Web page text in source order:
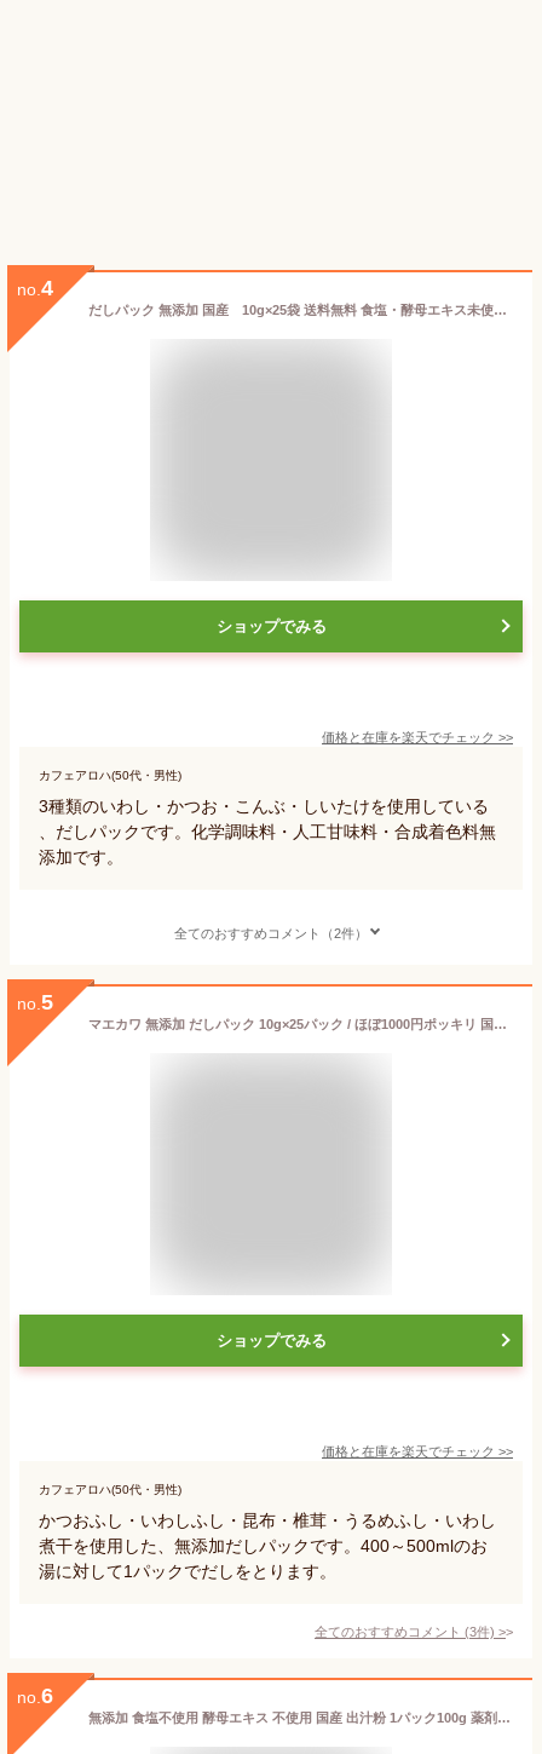
no. 4
だしパック 無添加 国産 10g×25袋 送料無料 食塩・酵母エキス未使用 和風だし 完全無添加 天然 離乳食 ポイント消化
ショップでみる
価格と在庫を楽天でチェック >>
カフェアロハ(50代・男性)
3種類のいわし・かつお・こんぶ・しいたけを使用している
、だしパックです。化学調味料・人工甘味料・合成着色料無
添加です。
全てのおすすめコメント（2件）
no. 5
マエカワ 無添加 だしパック 10g×25パック / ほぼ1000円ポッキリ 国産 マエカワテイスト 天然だしパック 特撰 まえか和 赤ちゃん ベビーフード 離乳食 無塩 だし 和風だし 万能調味料 天然だし 鰹 昆布 椎茸 和風料理 完全無添加 国産 天然 出汁パック 送料無料
ショップでみる
価格と在庫を楽天でチェック >>
カフェアロハ(50代・男性)
かつおふし・いわしふし・昆布・椎茸・うるめふし・いわし
煮干を使用した、無添加だしパックです。400～500mlのお
湯に対して1パックでだしをとります。
全てのおすすめコメント (3件) >
no. 6
無添加 食塩不使用 酵母エキス 不使用 国産 出汁粉 1パック100g 薬剤師 監修 KAKEDASHI(かけだし) 無塩 粉末 出汁 だしパック サンセリテ札幌 無添加出汁 栄養 健康